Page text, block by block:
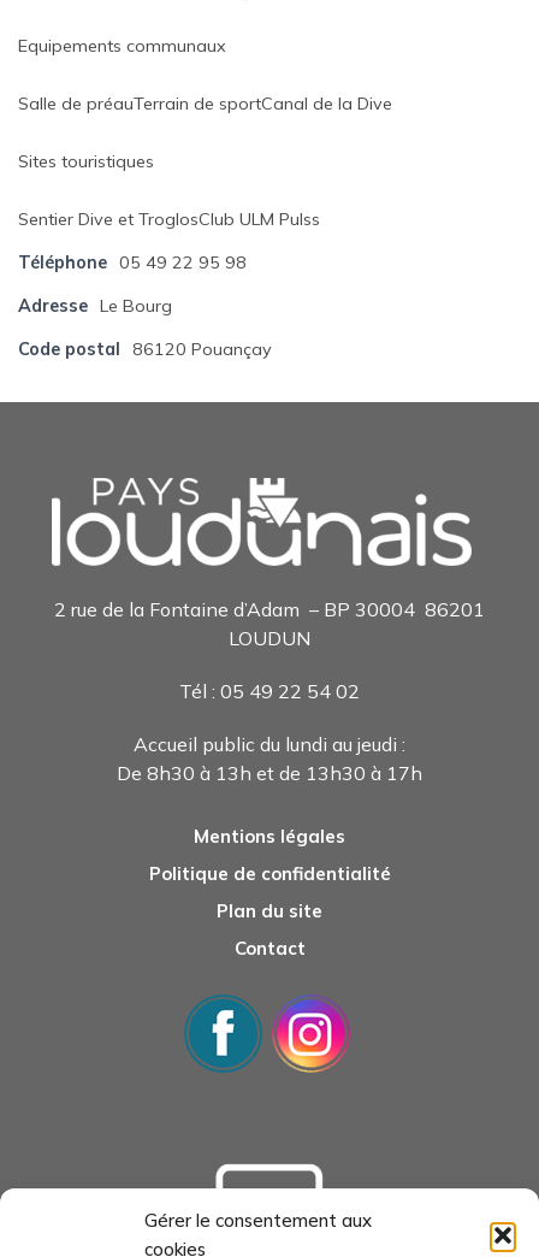
Gérer le consentement aux
cookies
Equipements communaux
Salle de préauTerrain de sportCanal de la Dive
Sites touristiques
Sentier Dive et TroglosClub ULM Pulss
Téléphone 05 49 22 95 98
Adresse Le Bourg
Code postal
86120 Pouançay
2 rue de la Fontaine d’Adam – BP 30004 86201
LOUDUN
Tél : 05 49 22 54 02
Accueil public du lundi au jeudi :
De 8h30 à 13h et de 13h30 à 17h
Mentions légales
Politique de confidentialité
Plan du site
Contact